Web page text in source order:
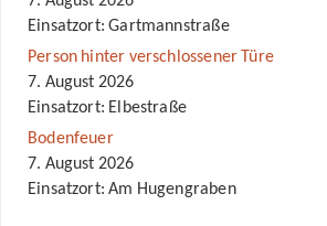
Einsatzort: Gartmannstraße
Person hinter verschlossener Türe
7. August 2026
Einsatzort: Elbestraße
Bodenfeuer
7. August 2026
Einsatzort: Am Hugengraben